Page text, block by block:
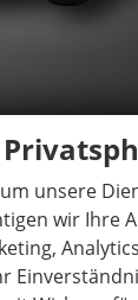
Grau
unsere
wir Ihre